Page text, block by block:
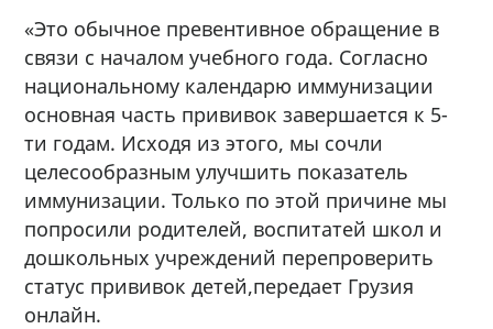
«Это обычное превентивное обращение в
связи с началом учебного года. Согласно
национальному календарю иммунизации
основная часть прививок завершается к 5-
ти годам. Исходя из этого, мы сочли
целесообразным улучшить показатель
иммунизации. Только по этой причине мы
попросили родителей, воспитатей школ и
дошкольных учреждений перепроверить
статус прививок детей,передает Грузия
онлайн.